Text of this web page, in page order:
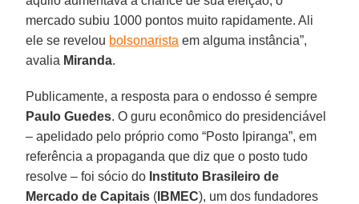
mercado subiu 1000 pontos muito rapidamente. Ali
ele se revelou bolsonarista em alguma instância”,
avalia Miranda.
Publicamente, a resposta para o endosso é sempre
Paulo Guedes. O guru econômico do presidenciável
– apelidado pelo próprio como “Posto Ipiranga”, em
referência a propaganda que diz que o posto tudo
resolve – foi sócio do Instituto Brasileiro de
Mercado de Capitais ( IBMEC), um dos fundadores